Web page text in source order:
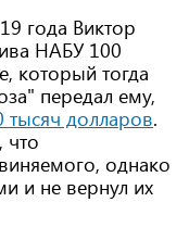
года Виктор
НАБУ 100
который тогда
передал ему,
тысяч долларов.
что
однако
и не вернул их